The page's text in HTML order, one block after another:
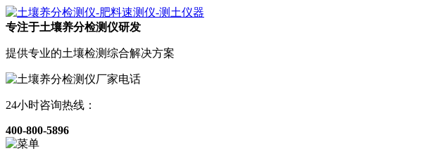
专注于土壤养分检测仪研发
提供专业的土壤检测综合解决方案
24小时咨询热线：
400-800-5896